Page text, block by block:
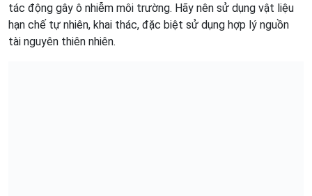
tác động gây ô nhiễm môi trường. Hãy nên sử dụng vật liệu
hạn chế tự nhiên, khai thác, đặc biệt sử dụng hợp lý nguồn
tài nguyên thiên nhiên.